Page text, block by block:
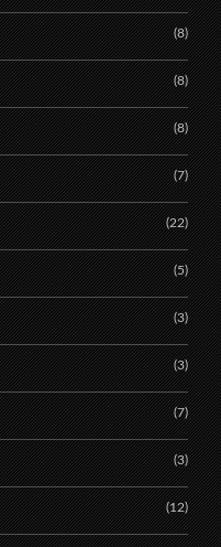
(8)
(8)
(8)
(7)
(22)
(5)
(3)
(3)
(7)
(3)
(12)